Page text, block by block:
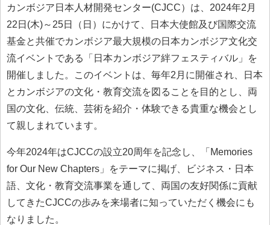
カンボジア日本人材開発センター(CJCC）は、2024年2月
22日(木)～25日（日）にかけて、日本大使館及び国際交流
基金と共催でカンボジア最大規模の日本カンボジア文化交
流イベントである「日本カンボジア絆フェスティバル」を
開催しました。このイベントは、毎年2月に開催され、日本
とカンボジアの文化・教育交流を図ることを目的とし、両
国の文化、伝統、芸術を紹介・体験できる貴重な機会とし
て親しまれています。
今年2024年はCJCCの設立20周年を記念し、「Memories
for Our New Chapters」をテーマに掲げ、ビジネス・日本
語、文化・教育交流事業を通して、両国の友好関係に貢献
してきたCJCCの歩みを来場者に知っていただく機会にも
なりました。